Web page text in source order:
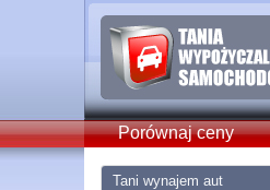
Porównaj ceny
Tani wynajem aut